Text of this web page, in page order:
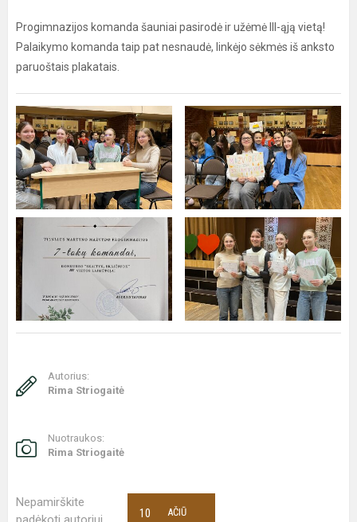
Progimnazijos komanda šauniai pasirodė ir užėmė III-ąją vietą!
Palaikymo komanda taip pat nesnaudė, linkėjo sėkmės iš anksto
paruoštais plakatais.
Autorius:
Rima Striogaitė
Nuotraukos:
Rima Striogaitė
Nepamirškite
AČIŪ
10